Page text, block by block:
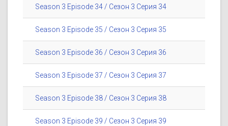
Season 3 Episode 34 / Сезон 3 Серия 34
Season 3 Episode 35 / Сезон 3 Серия 35
Season 3 Episode 36 / Сезон 3 Серия 36
Season 3 Episode 37 / Сезон 3 Серия 37
Season 3 Episode 38 / Сезон 3 Серия 38
Season 3 Episode 39 / Сезон 3 Серия 39